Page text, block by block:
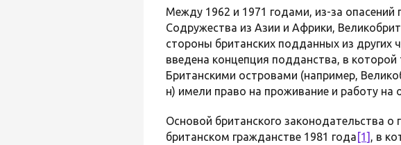
Между 1962 и 1971 годами, из-за
Содружества из Азии и Африки,
стороны британских подданных из других
введена концепция подданства, в
Британскими островами (например,
н) имели право на проживание и работу на
Основой британского законодательства
британском гражданстве 1981 года [1] , в